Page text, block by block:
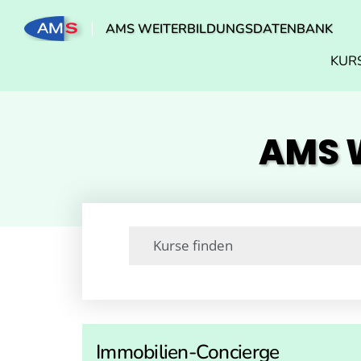
AMS WEITERBILDUNGSDATENBANK
AMS
Immobilien-Concierge